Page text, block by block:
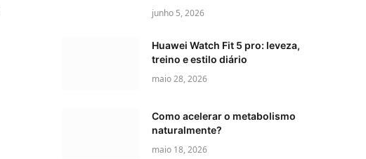
junho 5, 2026
Huawei Watch Fit 5 pro: leveza,
treino e estilo diário
maio 28, 2026
Como acelerar o metabolismo
naturalmente?
maio 18, 2026